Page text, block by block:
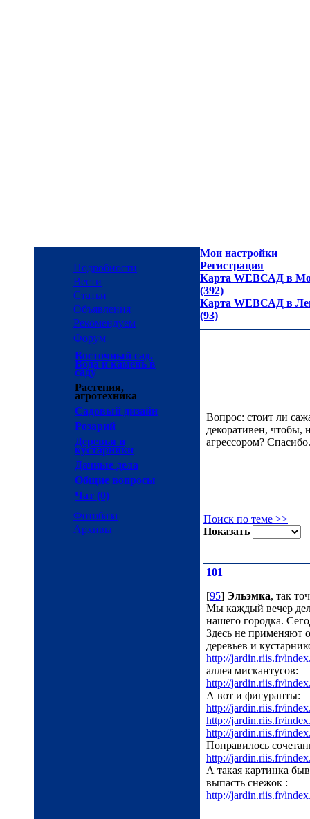
Подробности
Вести
Статьи
Объявления
Рекомендуем
Форум
Восточный сад.
Вода и камень в
саду
Растения,
агротехника
Садовый дизайн
Розарий
Деревья и
кустарники
Дачные дела
Общие вопросы
Чат (0)
Фотобаза
Архивы
Мои настройки
Регистрация
Карта WEBСАД в
(392)
Карта WEBСАД в
(93)
Вопрос: стоит ли
декоративен, чтобы,
агрессором? Спасибо.
Поиск по теме >>
Показать
101
[95] Эльэмка, так
Мы каждый вечер
нашего городка.
Здесь не применяют
деревьев и
http://jardin.riis.fr/
аллея мискантусов:
http://jardin.riis.fr/
А вот и фигуранты:
http://jardin.riis.fr/
http://jardin.riis.fr/
http://jardin.riis.fr/
Понравилось
http://jardin.riis.fr/
А такая картинка
выпасть снежок :
http://jardin.riis.fr/